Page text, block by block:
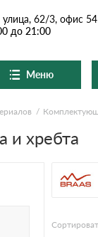
62/3, офис 54
до 21:00
Меню
и шифер
и хребта